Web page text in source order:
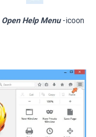
Open Help Menu -icoon